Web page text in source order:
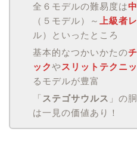
全６モデルの難易度は
（５モデル）～
上級者
ル）といったところ
基本的なつかいかたの
ックや スリットテクニ
るモデルが豊富
「 ステゴサウルス 」の
は一見の価値あり！